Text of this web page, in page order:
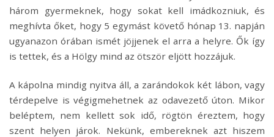
három gyermeknek, hogy sokat kell imádkozniuk, és
meghívta őket, hogy 5 egymást követő hónap 13. napján
ugyanazon órában ismét jöjjenek el arra a helyre. Ők így
is tettek, és a Hölgy mind az ötször eljött hozzájuk.
A kápolna mindig nyitva áll, a zarándokok két lábon, vagy
térdepelve is végigmehetnek az odavezető úton. Mikor
beléptem, nem kellett sok idő, rögtön éreztem, hogy
szent helyen járok. Nekünk, embereknek azt hiszem